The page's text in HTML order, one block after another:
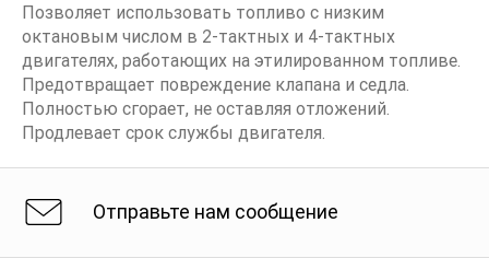
Позволяет использовать топливо с низким
октановым числом в 2-тактных и 4-тактных
двигателях, работающих на этилированном топливе.
Предотвращает повреждение клапана и седла.
Полностью сгорает, не оставляя отложений.
Продлевает срок службы двигателя.
Отправьте нам сообщение